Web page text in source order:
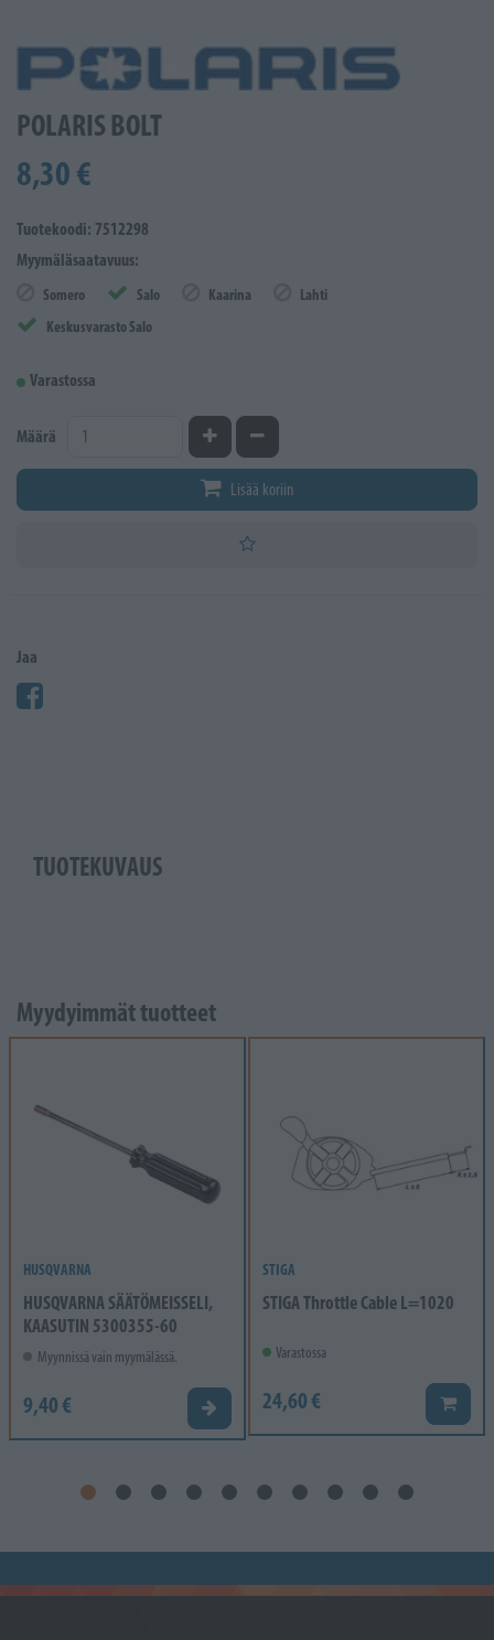
POLARIS BOLT
8,30 €
Tuotekoodi: 7512298
Myymäläsaatavuus:
Somero Salo Kaarina
Lahti
Keskusvarasto Salo
Varastossa
Määrä Kasvata määrääVähennä määrää
Lisää koriin
Jaa
TUOTEKUVAUS
Myydyimmät tuotteet
HUSQVARNA
HUSQVARNA SÄÄTÖMEISSELI,
KAASUTIN 5300355-60
Myynnissä vain myymälässä.
9,40 € Valitse vaihtoehto
STIGA
STIGA Throttle Cable L=1020
Varastossa
24,60 € Lisää